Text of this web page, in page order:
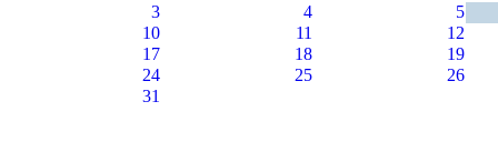
3 4
5
10
11
12
17
18
19
24
25
26
31